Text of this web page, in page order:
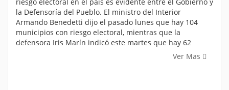
la Defensoría del Pueblo. El ministro del Interior
Armando Benedetti dijo el pasado lunes que hay 104
municipios con riesgo electoral, mientras que la
defensora Iris Marín indicó este martes que hay 62
Ver Mas